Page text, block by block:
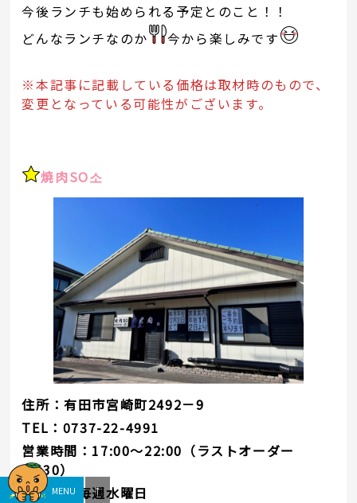
今後ランチも始められる予定とのこと！！
どんなランチなのか
今から楽しみです
※本記事に記載している価格は取材時のもので、
変更となっている可能性がございます。
焼肉SO소
住所：有田市宮崎町2492－9
TEL：0737-22-4991
営業時間：17:00～22:00（ラストオーダー
21:30）
定休日：毎週水曜日
MENU ↑